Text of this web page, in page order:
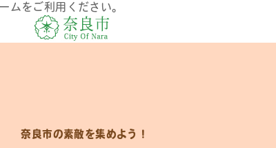
ムをご利用ください。
奈良市の素敵を集めよう！